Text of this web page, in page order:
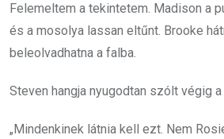
Felemeltem a tekintetem. Madison a
és a mosolya lassan eltűnt. Brooke
beleolvadhatna a falba.
Steven hangja nyugodtan szólt végig
„Mindenkinek látnia kell ezt. Nem